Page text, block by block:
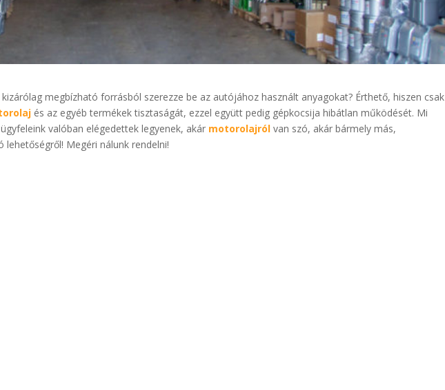
megbízható forrásból szerezze be az autójához használt anyagokat? Érthető, hiszen csak
és az egyéb termékek tisztaságát, ezzel együtt pedig gépkocsija hibátlan működését. Mi
valóban elégedettek legyenek, akár motorolajról van szó, akár bármely más,
lehetőségről! Megéri nálunk rendelni!